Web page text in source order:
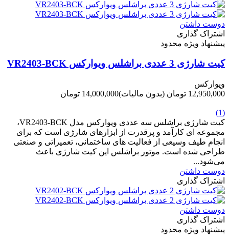
دوست داشتن
اشتراک گذاری
پیشنهاد ویژه محدود
کیت شارژی 3 عددی براشلس ویوارکس VR2403-BCK
ویوارکس
12,950,000 تومان
(بدون مالیات)14,000,000 تومان
(1)
کیت شارژی براشلس سه عددی ویوارکس مدل VR2403-BCK،
مجموعه ای کارآمد و پرقدرت از ابزارهای شارژی است که برای
انجام طیف وسیعی از فعالیت های ساختمانی، تعمیراتی و صنعتی
طراحی شده است. موتور براشلس این کیت شارژی باعث
می‌شود...
دوست داشتن
اشتراک گذاری
دوست داشتن
اشتراک گذاری
پیشنهاد ویژه محدود